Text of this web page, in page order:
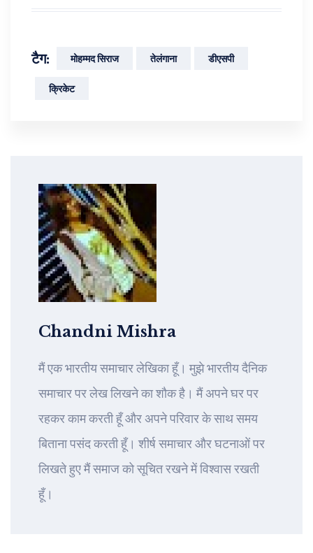
टैग: मोहम्मद सिराज तेलंगाना डीएसपी
क्रिकेट
Chandni Mishra
मैं एक भारतीय समाचार लेखिका हूँ। मुझे भारतीय दैनिक
समाचार पर लेख लिखने का शौक है। मैं अपने घर पर
रहकर काम करती हूँ और अपने परिवार के साथ समय
बिताना पसंद करती हूँ। शीर्ष समाचार और घटनाओं पर
लिखते हुए मैं समाज को सूचित रखने में विश्वास रखती
हूँ।